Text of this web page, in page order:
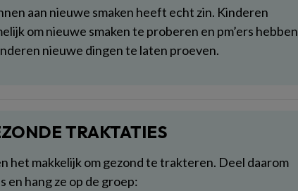
aan nieuwe smaken heeft echt zin. Kinderen
om nieuwe smaken te proberen en pm’ers hebben
nieuwe dingen te laten proeven.
TRAKTATIES
het makkelijk om gezond te trakteren. Deel daarom
hang ze op de groep: